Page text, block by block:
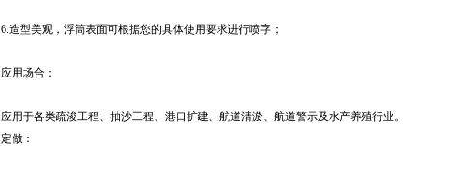
6.造型美观，浮筒表面可根据您的具体使用要求进行喷字；
应用场合：
应用于各类疏浚工程、抽沙工程、港口扩建、航道清淤、航道警示及水产养殖行业。
定做：